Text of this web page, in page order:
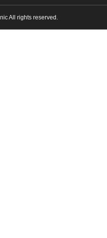
All rights reserved.